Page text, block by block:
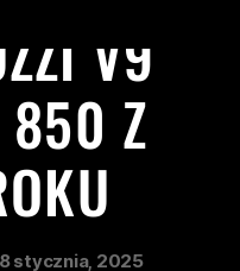
V9
850 Z
8 stycznia, 2025